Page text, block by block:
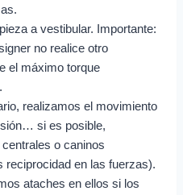
a vestibular. Importante:
no realice otro
el máximo torque
realizamos el movimiento
si es posible,
o caninos
reciprocidad en las fuerzas).
ataches en ellos si los